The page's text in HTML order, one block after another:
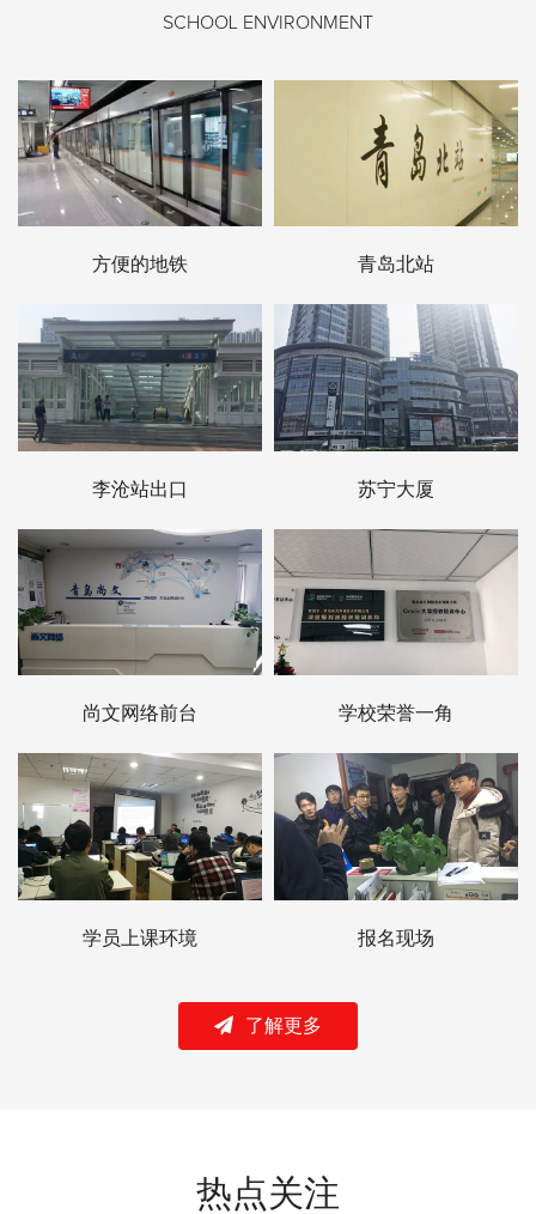
SCHOOL ENVIRONMENT
方便的地铁 青岛北站
李沧站出口 苏宁大厦
尚文网络前台 学校荣誉一角
学员上课环境 报名现场
了解更多
热点关注